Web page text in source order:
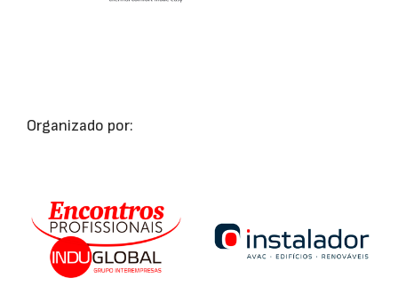
Organizado por: